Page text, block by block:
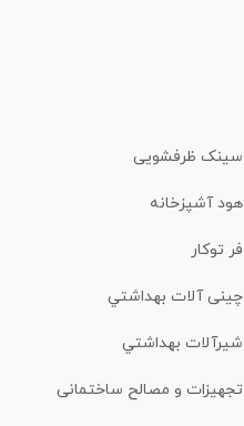
سینک ظرفشویی
هود آشپزخانه
فر توکار
چینی آلات بهداشتي
شیرآلات بهداشتي
تجهیزات و مصالح ساختمانی